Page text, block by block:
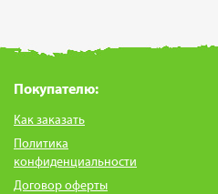
Покупателю:
Как заказать
Политика
конфиденциальности
Договор оферты